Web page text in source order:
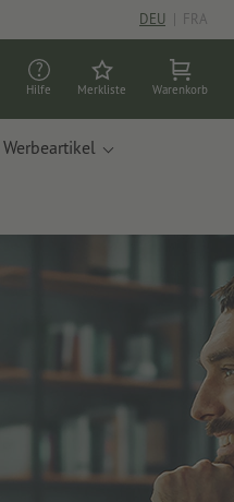
DEU | FRA
Hilfe Merkliste Warenkorb
Werbeartikel